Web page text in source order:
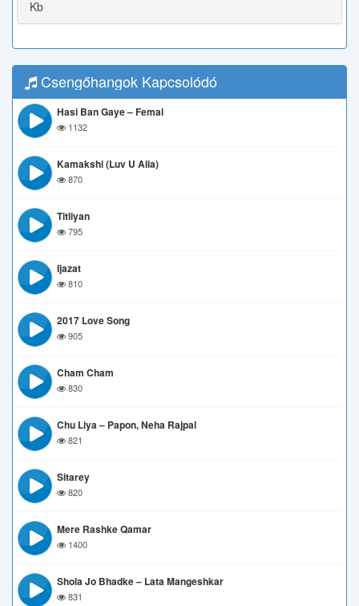
Kb
Csengőhangok Kapcsolódó
Hasi Ban Gaye – Femal
1132
Kamakshi (Luv U Alia)
870
Titliyan
795
Ijazat
810
2017 Love Song
905
Cham Cham
830
Chu Liya – Papon, Neha Rajpal
821
Sitarey
820
Mere Rashke Qamar
1400
Shola Jo Bhadke – Lata Mangeshkar
831